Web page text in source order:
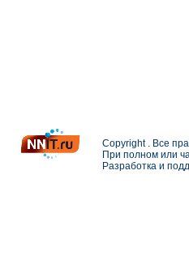
Copyright . Все
При полном или
Разработка и